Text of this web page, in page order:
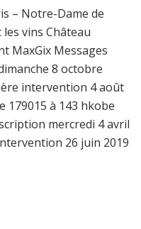
– Notre-Dame de
vins Château
MaxGix Messages
8 octobre
intervention 4 août
179015 à 143 hkobe
mercredi 4 avril
26 juin 2019